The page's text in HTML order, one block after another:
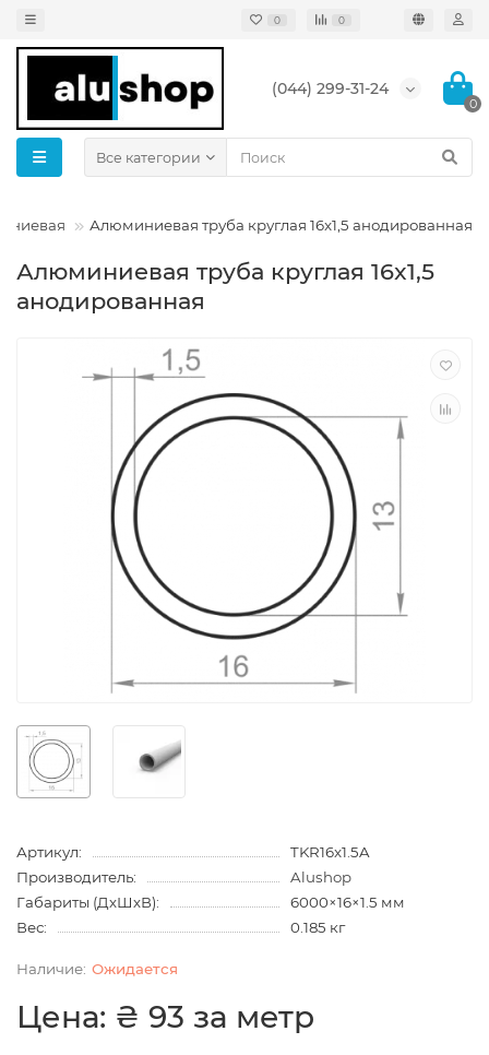
0 0
(044) 299-31-24
0
Все категории
Алюминиевая труба круглая 16x1,5 анодированная
Алюминиевая труба круглая 16x1,5
анодированная
Артикул:
TKR16x1.5A
Производитель:
Alushop
Габариты (ДхШхВ):
6000×16×1.5 мм
Вес:
0.185 кг
Ожидается
Цена: ₴ 93 за метр